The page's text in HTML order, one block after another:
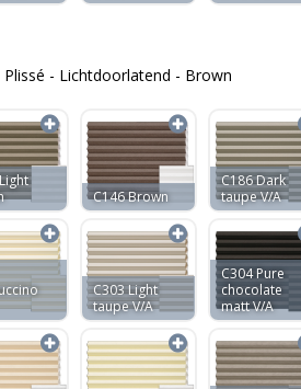
Plissé - Lichtdoorlatend - Brown
C146 Brown
C186 Dark
taupe V/A
C303 Light
taupe V/A
C304 Pure
chocolate
matt V/A